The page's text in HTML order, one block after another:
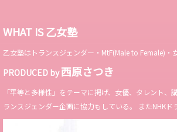
WHAT IS 乙女塾
乙女塾はトランスジェンダー・MtF(Male to Female)
PRODUCED by西原さつき
「平等と多様性」をテーマに掲げ、女優、タレント
ランスジェンダー企画に協力もしている。 またNHK